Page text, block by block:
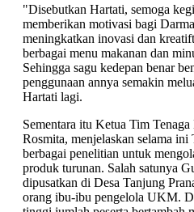
"Disebutkan Hartati, semoga
memberikan motivasi bagi
meningkatkan inovasi dan
berbagai menu makanan dan
Sehingga sagu kedepan benar
penggunaan annya semakin
Hartati lagi.
Sementara itu Ketua Tim
Rosmita, menjelaskan selama
berbagai penelitian untuk
produk turunan. Salah satunya
dipusatkan di Desa Tanjung
orang ibu-ibu pengelola UKM.